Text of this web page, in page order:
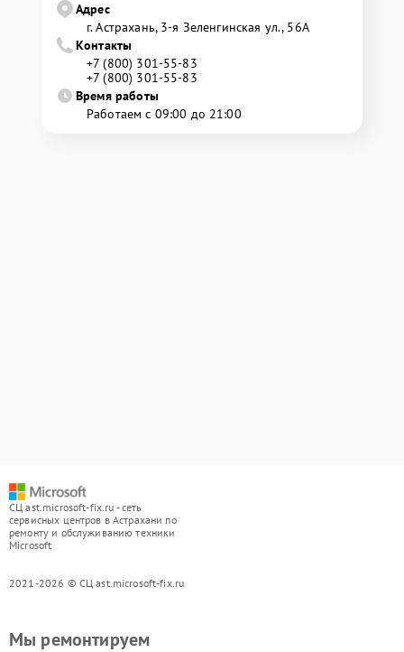
Адрес
г. Астрахань, 3-я Зеленгинская ул., 56А
Контакты
+7 (800) 301-55-83
+7 (800) 301-55-83
Время работы
Работаем с 09:00 до 21:00
СЦ ast.microsoft-fix.ru - сеть
сервисных центров в Астрахани по
ремонту и обслуживанию техники
Microsoft
2021-2026 © СЦ ast.microsoft-fix.ru
Мы ремонтируем